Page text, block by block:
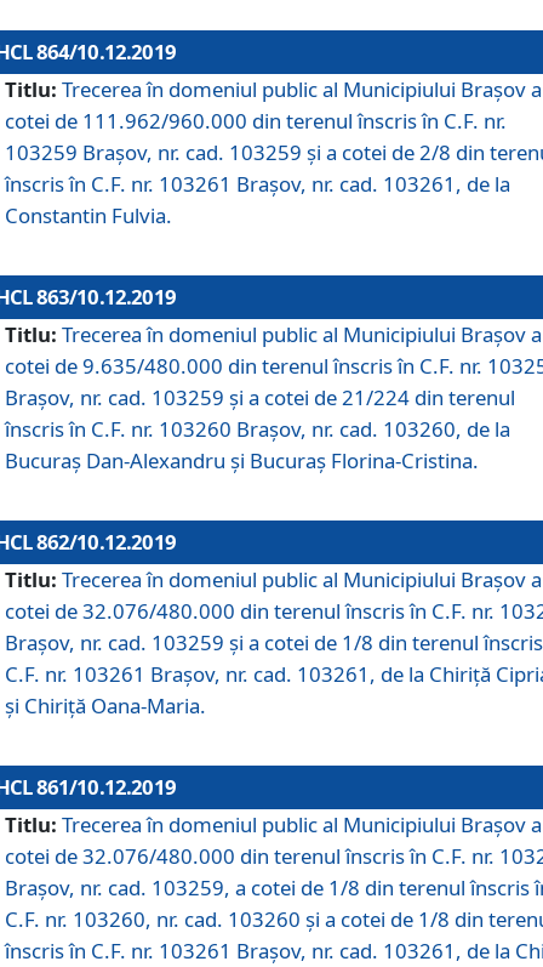
864/10.12.2019
Titlu: Trecerea în domeniul public al Municipiului Braşov a
cotei de 111.962/960.000 din terenul înscris în C.F. nr.
103259 Brașov, nr. cad. 103259 și a cotei de 2/8 din
înscris în C.F. nr. 103261 Brașov, nr. cad. 103261, de la
Constantin Fulvia.
863/10.12.2019
Titlu: Trecerea în domeniul public al Municipiului Braşov a
cotei de 9.635/480.000 din terenul înscris în C.F. nr.
Brașov, nr. cad. 103259 și a cotei de 21/224 din terenul
înscris în C.F. nr. 103260 Brașov, nr. cad. 103260, de la
Bucuraș Dan-Alexandru și Bucuraș Florina-Cristina.
862/10.12.2019
Titlu: Trecerea în domeniul public al Municipiului Braşov a
cotei de 32.076/480.000 din terenul înscris în C.F. nr.
Brașov, nr. cad. 103259 și a cotei de 1/8 din terenul
C.F. nr. 103261 Brașov, nr. cad. 103261, de la Chiriță
și Chiriță Oana-Maria.
861/10.12.2019
Titlu: Trecerea în domeniul public al Municipiului Braşov a
cotei de 32.076/480.000 din terenul înscris în C.F. nr.
Brașov, nr. cad. 103259, a cotei de 1/8 din terenul înscris
C.F. nr. 103260, nr. cad. 103260 și a cotei de 1/8 din
înscris în C.F. nr. 103261 Brașov, nr. cad. 103261, de la